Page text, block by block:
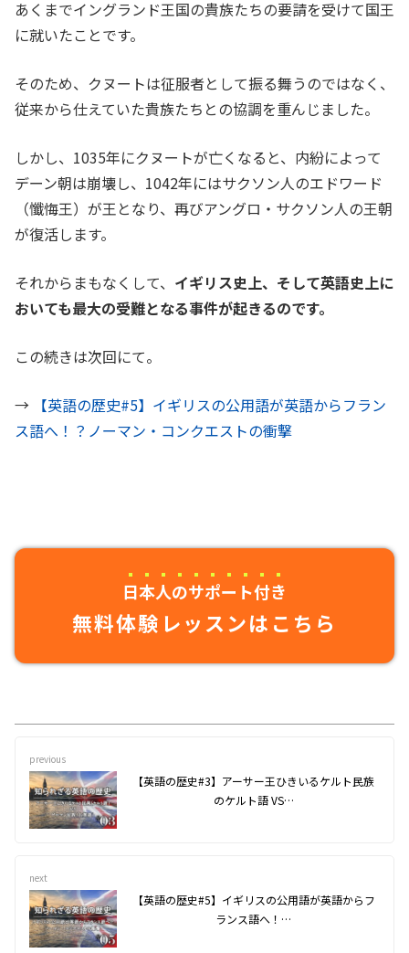
あくまでイングランド王国の貴族たちの要請を受けて国王
に就いたことです。
そのため、クヌートは征服者として振る舞うのではなく、
従来から仕えていた貴族たちとの協調を重んじました。
しかし、1035年にクヌートが亡くなると、内紛によって
デーン朝は崩壊し、1042年にはサクソン人のエドワード
（懺悔王）が王となり、再びアングロ・サクソン人の王朝
が復活します。
それからまもなくして、 イギリス史上、そして英語史上に
おいても最大の受難となる事件が起きるのです。
この続きは次回にて。
→ 【英語の歴史#5】イギリスの公用語が英語からフラン
ス語へ！？ノーマン・コンクエストの衝撃
日本人のサポート付き
無料体験レッスンはこちら
previous
【英語の歴史#3】アーサー王ひきいるケルト民族
のケルト語 VS…
next
【英語の歴史#5】イギリスの公用語が英語からフ
ランス語へ！…